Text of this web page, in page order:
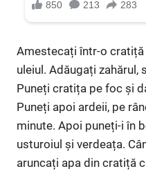
Amestecați într-o cratiță
uleiul. Adăugați zahărul,
Puneți cratița pe foc și
Puneți apoi ardeii, pe
minute. Apoi puneți-i în
usturoiul și verdeața.
aruncați apa din cratiță